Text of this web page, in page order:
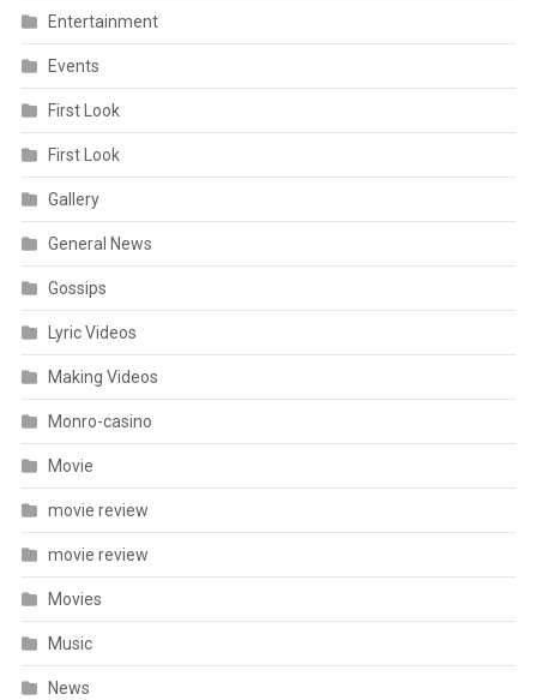
Entertainment
Events
First Look
First Look
Gallery
General News
Gossips
Lyric Videos
Making Videos
Monro-casino
Movie
movie review
movie review
Movies
Music
News